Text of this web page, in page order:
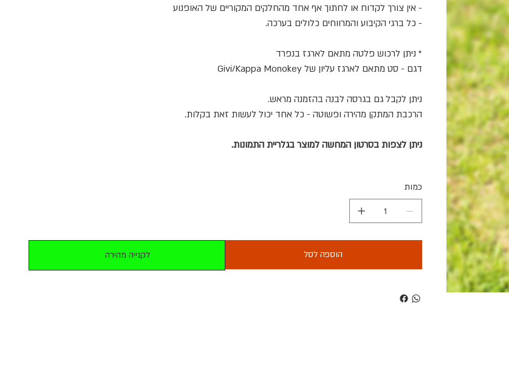
- אין צורך לקדוח או לחתוך אף אחד מהחלקים המקוריים של האופנוע
- כל ברגי הקיבוע והמרווחים כלולים בערכה.
* ניתן לרכוש פלטה מתאם לארגז בנפרד
דגם - סט מתאם לארגז עליון של Givi/Kappa Monokey
ניתן לקבל גם בגרסה לבנה בהזמנה מראש.
הרכבת המתקן מהירה ופשוטה - כל אחד יכול לעשות זאת בקלות.
ניתן לצפות בסרטון המחשה למוצר בגלריית התמונות.
כמות
הוספה לסל לקנייה מהירה